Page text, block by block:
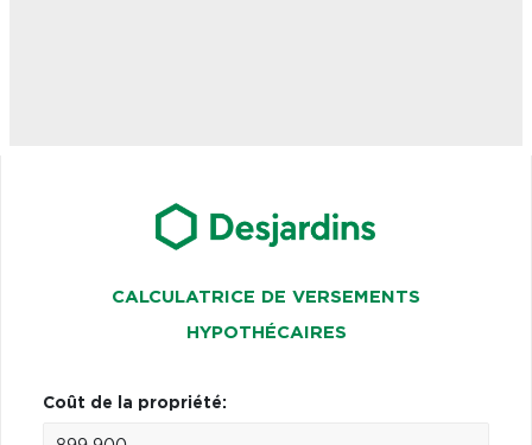
CALCULATRICE DE VERSEMENTS
HYPOTHÉCAIRES
Coût de la propriété: